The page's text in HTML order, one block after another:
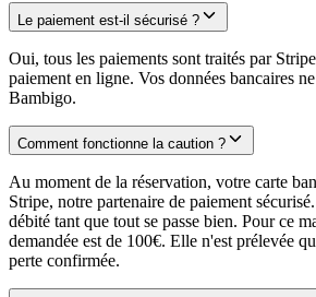
Le paiement est-il sécurisé ?
Oui, tous les paiements sont traités par
paiement en ligne. Vos données bancaires
Bambigo.
Comment fonctionne la caution ?
Au moment de la réservation, votre carte
Stripe, notre partenaire de paiement
débité tant que tout se passe bien. Pour ce
demandée est de 100€. Elle n'est prélevée
perte confirmée.